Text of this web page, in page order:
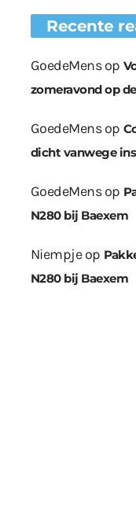
Recente
GoedeMensop
zomeravond op
GoedeMensop
dicht vanwege
GoedeMensop
N280 bij Baexem
Niempjeop
N280 bij Baexem